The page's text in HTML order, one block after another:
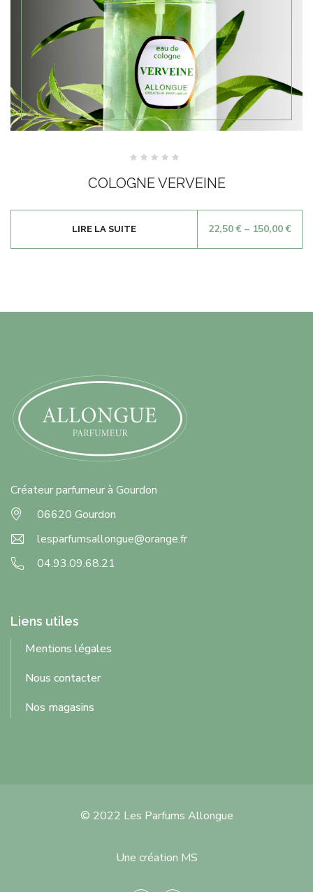
sur
5
COLOGNE VERVEINE
22,50€ – 150,00€
LIRE LA SUITE
Créateur parfumeur à Gourdon
06620 Gourdon
lesparfumsallongue@orange.fr
04.93.09.68.21
Liens utiles
Mentions légales
Nous contacter
Nos magasins
© 2022 Les Parfums Allongue
Une création MS